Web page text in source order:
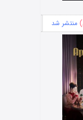
منتشر شد